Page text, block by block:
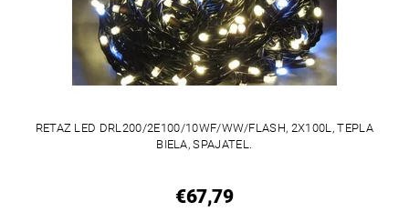
RETAZ LED DRL200/2E100/10WF/WW/FLASH, 2X100L, TEPLA
BIELA, SPAJATEL.
€67,79